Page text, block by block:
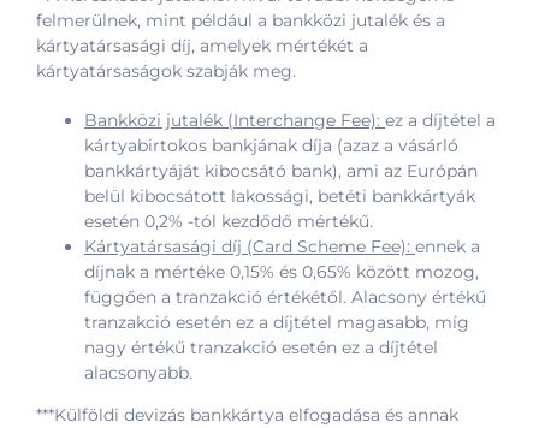
felmerülnek, mint például a bankközi jutalék és a
kártyatársasági díj, amelyek mértékét a
kártyatársaságok szabják meg.
Bankközi jutalék (Interchange Fee): ez a díjtétel a
kártyabirtokos bankjának díja (azaz a vásárló
bankkártyáját kibocsátó bank), ami az Európán
belül kibocsátott lakossági, betéti bankkártyák
esetén 0,2% -tól kezdődő mértékű.
Kártyatársasági díj (Card Scheme Fee): ennek a
díjnak a mértéke 0,15% és 0,65% között mozog,
függően a tranzakció értékétől. Alacsony értékű
tranzakció esetén ez a díjtétel magasabb, míg
nagy értékű tranzakció esetén ez a díjtétel
alacsonyabb.
***Külföldi devizás bankkártya elfogadása és annak